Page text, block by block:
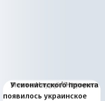
Киевская марионетка
Запада рассказала о
В России назрели
перемены: 15 шагов к
Миграционный пожар
Европы
Россия начинает
сбрасывать балласт
Россия зимой 1904
года: первые уступки во
Русская нация вчера и
сегодня
Почему правый крах в
Варшаве не поможет её
Место Науру / Науэро в
современной истории
У сионистского проекта
появилось украинское